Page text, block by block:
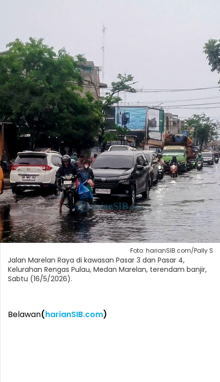
Foto: harianSIB.com/Pally S
Jalan Marelan Raya di kawasan Pasar 3 dan Pasar 4,
Kelurahan Rengas Pulau, Medan Marelan, terendam banjir,
Sabtu (16/5/2026).
Belawan(harianSIB.com)